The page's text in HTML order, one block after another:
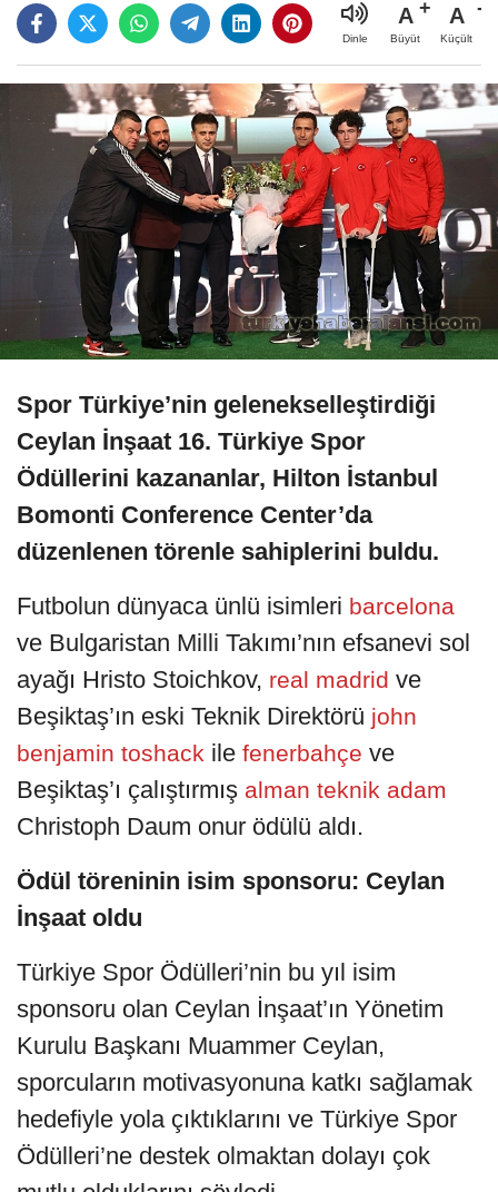
Dinle
A
Büyüt
A
Küçült
Spor Türkiye’nin gelenekselleştirdiği
Ceylan İnşaat 16. Türkiye Spor
Ödüllerini kazananlar, Hilton İstanbul
Bomonti Conference Center’da
düzenlenen törenle sahiplerini buldu.
Futbolun dünyaca ünlü isimleri barcelona
ve Bulgaristan Milli Takımı’nın efsanevi sol
ayağı Hristo Stoichkov, real madrid ve
Beşiktaş’ın eski Teknik Direktörü john
benjamin toshack ile fenerbahçe ve
Beşiktaş’ı çalıştırmış alman teknik adam
Christoph Daum onur ödülü aldı.
Ödül töreninin isim sponsoru: Ceylan
İnşaat oldu
Türkiye Spor Ödülleri’nin bu yıl isim
sponsoru olan Ceylan İnşaat’ın Yönetim
Kurulu Başkanı Muammer Ceylan,
sporcuların motivasyonuna katkı sağlamak
hedefiyle yola çıktıklarını ve Türkiye Spor
Ödülleri’ne destek olmaktan dolayı çok